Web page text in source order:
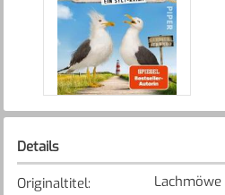
Details
Originaltitel:
Lachmöwe